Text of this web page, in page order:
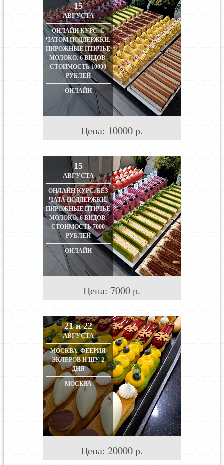
15
АВГУСТА
ОНЛАЙН КУРС. С
ЧАТОМ ПОДДЕРЖКИ.
ПИРОЖНЫЕ ПТИЧЬЕ
МОЛОКО. 6 ВИДОВ.
СТОИМОСТЬ 10000
РУБЛЕЙ
ОНЛАЙН
Цена: 10000р.
15
АВГУСТА
ОНЛАЙН КУРС. БЕЗ
ЧАТА ПОДДЕРЖКИ.
ПИРОЖНЫЕ ПТИЧЬЕ
МОЛОКО. 6 ВИДОВ.
СТОИМОСТЬ 7000
РУБЛЕЙ
ОНЛАЙН
Цена: 7000р.
21 и 22
АВГУСТА
МОСКВА. ФЕЕРИЯ
ЭКЛЕРОВ И ШУ. 2
ДНЯ
МОСКВА
Цена: 20000р.